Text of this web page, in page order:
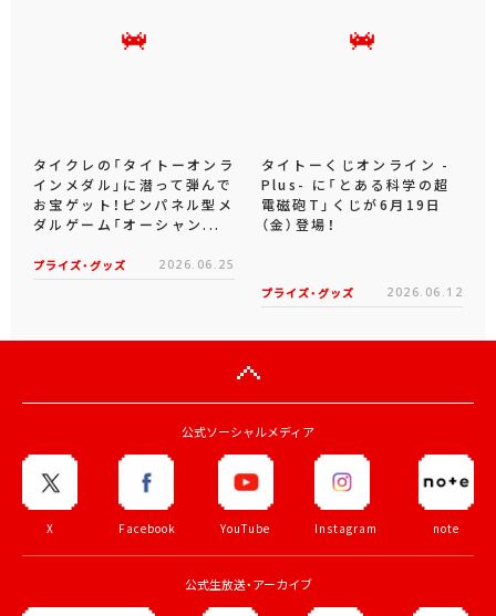
タイクレの「タイトーオンラ
インメダル」に潜って弾んで
お宝ゲット！ピンパネル型メ
ダルゲーム「オーシャン...
プライズ・グッズ 2026.06.25
タイトーくじオンライン -
Plus- に「とある科学の超
電磁砲T」くじが6月19日
（金）登場！
プライズ・グッズ 2026.06.12
公式ソーシャルメディア
X Facebook YouTube Instagram note
公式生放送・アーカイブ